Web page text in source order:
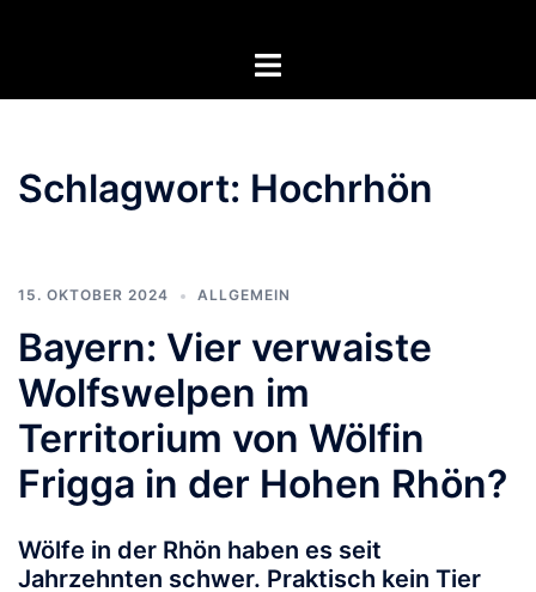
Menü
Schlagwort: Hochrhön
15. OKTOBER 2024 ALLGEMEIN
Bayern: Vier verwaiste
Wolfswelpen im
Territorium von Wölfin
Frigga in der Hohen Rhön?
Wölfe in der Rhön haben es seit
Jahrzehnten schwer. Praktisch kein Tier